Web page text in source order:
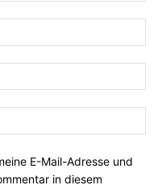
E-Mail-Adresse und
in diesem